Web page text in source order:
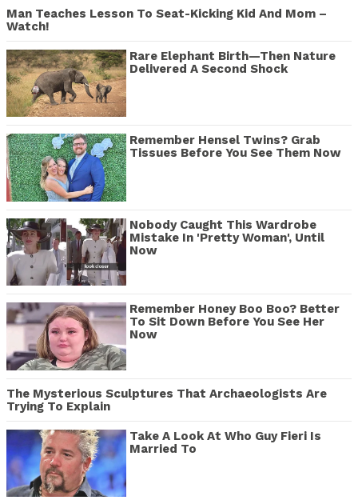
Man Teaches Lesson To Seat-Kicking Kid And Mom –
Watch!
Rare Elephant Birth—Then Nature
Delivered A Second Shock
Remember Hensel Twins? Grab
Tissues Before You See Them Now
Nobody Caught This Wardrobe
Mistake In 'Pretty Woman', Until
Now
Remember Honey Boo Boo? Better
To Sit Down Before You See Her
Now
The Mysterious Sculptures That Archaeologists Are
Trying To Explain
Take A Look At Who Guy Fieri Is
Married To